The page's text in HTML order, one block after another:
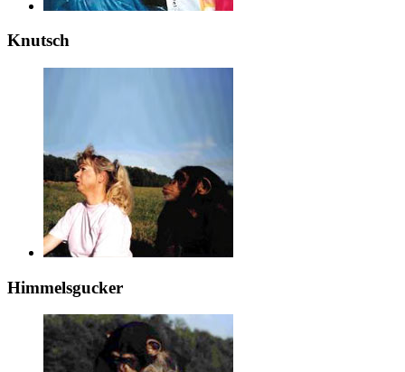
Knutsch
Himmelsgucker